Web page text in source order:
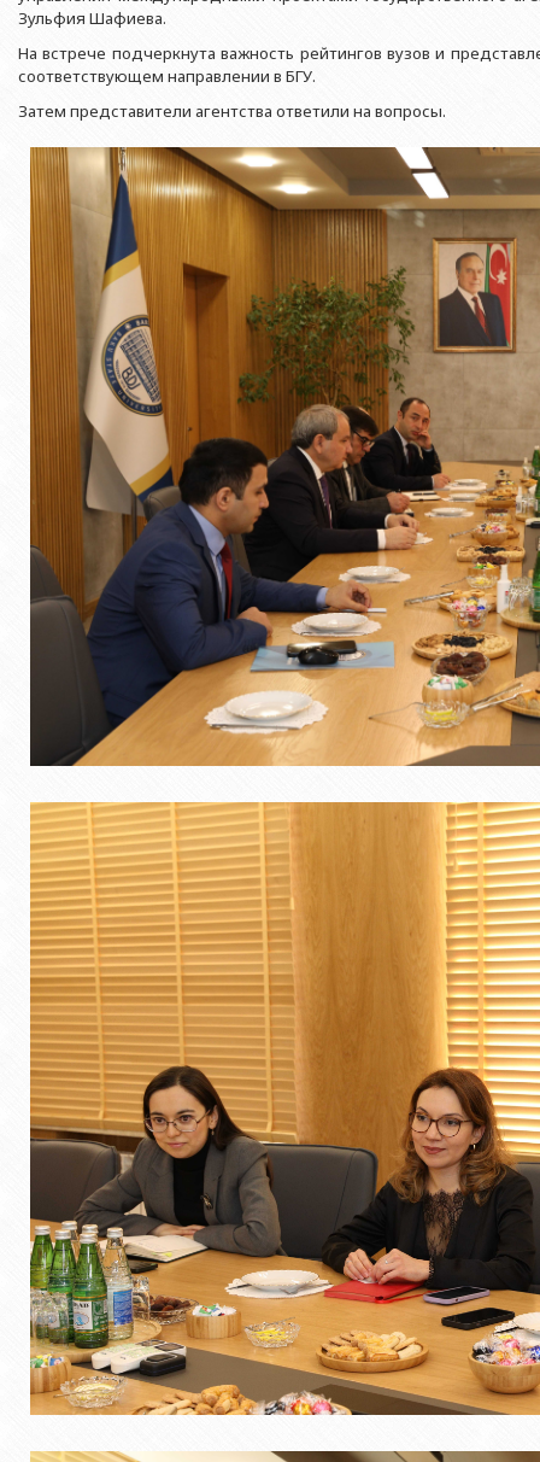
Выпускники БГУ
Почетные доктора
Знаменательные даты в истории БГУ
Служба психологической помощи
Университетская газета
Типография
Издательство
Факультет
Юридический
Факультет
Факультет
Факультет
Факультет Теология
Факультет
Азербайджанской
Юридическое
Юридическое
Юридическое
Азербайджанской
Юридическое
и образования
Зульфия Шафиева.
На встрече подчеркнута важность рейтингов вузов и
соответствующем направлении в БГУ.
Затем представители агентства ответили на вопросы.